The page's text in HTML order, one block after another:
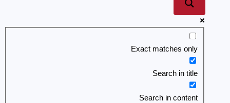
Exact matches only
Search in title
Search in content